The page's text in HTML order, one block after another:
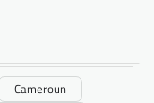
Cameroun